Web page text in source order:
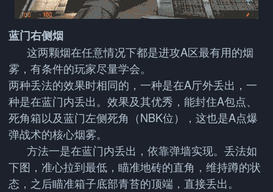
蓝门右侧烟
这两颗烟在任意情况下都是进攻A区最有用的烟
雾，有条件的玩家尽量学会。
两种丢法的效果时相同的，一种是在A厅外丢出，一
种是在蓝门内丢出。效果及其优秀，能封住A包点、
死角箱以及蓝门左侧死角（NBK位），这也是A点爆
弹战术的核心烟雾。
方法一是在蓝门内丢出，依靠弹墙实现。丢法如
下图，准心拉到最低，瞄准地砖的直角，维持蹲的状
态，之后瞄准箱子底部青苔的顶端，直接丢出。